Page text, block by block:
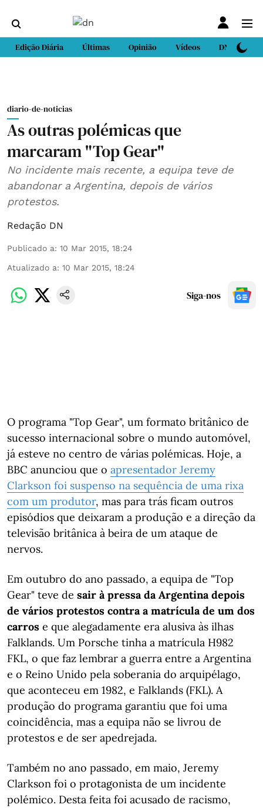
Edição Diária Últimas Opinião Vídeos DN Sport
diario-de-noticias
As outras polémicas que
marcaram "Top Gear"
No incidente mais recente, a equipa teve de
abandonar a Argentina, depois de vários
protestos.
Redação DN
Publicado a: 10 Mar 2015, 18:24
Atualizado a: 10 Mar 2015, 18:24
Siga-nos
O programa "Top Gear", um formato britânico de
sucesso internacional sobre o mundo automóvel,
já esteve no centro de várias polémicas. Hoje, a
BBC anunciou que o apresentador Jeremy
Clarkson foi suspenso na sequência de uma rixa
com um produtor, mas para trás ficam outros
episódios que deixaram a produção e a direção da
televisão britânica à beira de um ataque de
nervos.
Em outubro do ano passado, a equipa de "Top
Gear" teve de sair à pressa da Argentina depois
de vários protestos contra a matrícula de um dos
carros e que alegadamente era alusiva às ilhas
Falklands. Um Porsche tinha a matrícula H982
FKL, o que faz lembrar a guerra entre a Argentina
e o Reino Unido pela soberania do arquipélago,
que aconteceu em 1982, e Falklands (FKL). A
produção do programa garantiu que foi uma
coincidência, mas a equipa não se livrou de
protestos e de ser apedrejada.
Também no ano passado, em maio, Jeremy
Clarkson foi o protagonista de um incidente
polémico. Desta feita foi acusado de racismo,